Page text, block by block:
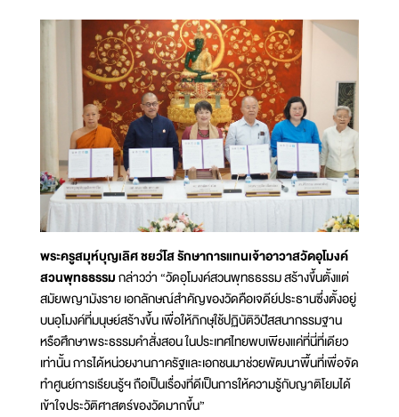
พระครูสมุห์บุญเลิศ ชยวํโส รักษาการแทนเจ้าอาวาสวัดอุโมงค์
สวนพุทธธรรมกล่าวว่า “วัดอุโมงค์สวนพุทธธรรม สร้างขึ้นตั้งแต่
สมัยพญามังราย เอกลักษณ์สำคัญของวัดคือเจดีย์ประธานซึ่งตั้งอยู่
บนอุโมงค์ที่มนุษย์สร้างขึ้น เพื่อให้ภิกษุใช้ปฏิบัติวิปัสสนากรรมฐาน
หรือศึกษาพระธรรมคำสั่งสอน ในประเทศไทยพบเพียงแค่ที่นี่ที่เดียว
เท่านั้น การได้หน่วยงานภาครัฐและเอกชนมาช่วยพัฒนาพื้นที่เพื่อจัด
ทําศูนย์การเรียนรู้ฯ ถือเป็นเรื่องที่ดีเป็นการให้ความรู้กับญาติโยมได้
เข้าใจประวัติศาสตร์ของวัดมากขึ้น”